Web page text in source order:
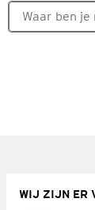
WIJ ZIJN ER